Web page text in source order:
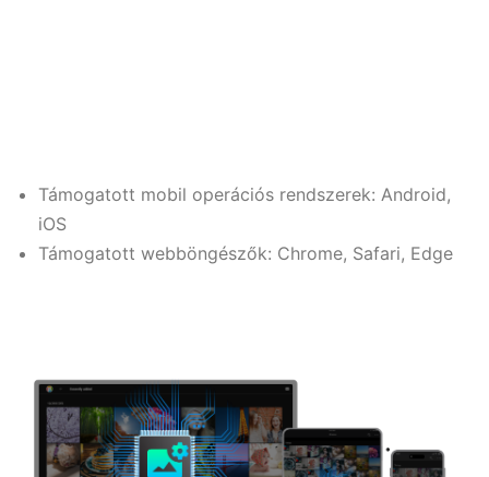
Támogatott mobil operációs rendszerek: Android,
iOS
Támogatott webböngészők: Chrome, Safari, Edge